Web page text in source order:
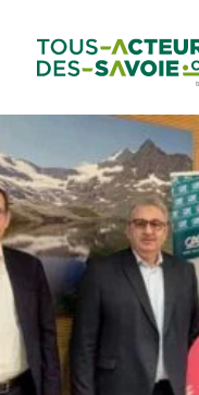
contenu
principal